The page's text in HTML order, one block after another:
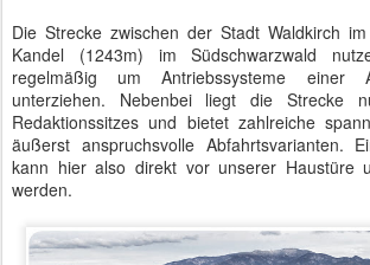
Die Strecke zwischen der Stadt Waldkirch
Kandel (1243m) im Südschwarzwald
regelmäßig um Antriebssysteme einer
unterziehen. Nebenbei liegt die Strecke
Redaktionssitzes und bietet zahlreiche
äußerst anspruchsvolle Abfahrtsvarianten.
kann hier also direkt vor unserer Haustüre
werden.